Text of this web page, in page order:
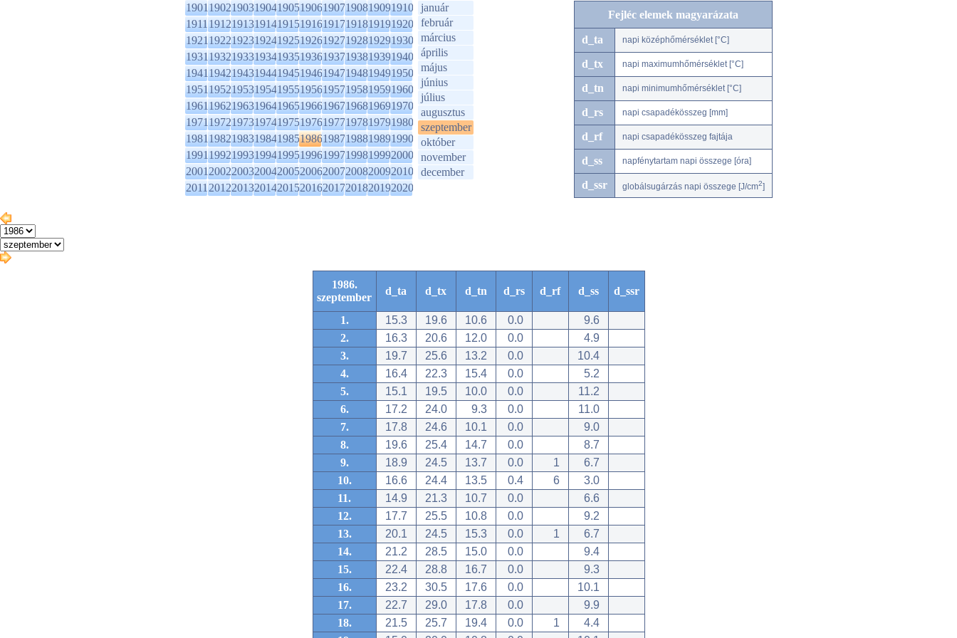
1901190219031904190519061907190819091910
1911191219131914191519161917191819191920
1921192219231924192519261927192819291930
1931193219331934193519361937193819391940
1941194219431944194519461947194819491950
1951195219531954195519561957195819591960
1961196219631964196519661967196819691970
1971197219731974197519761977197819791980
1981198219831984198519861987198819891990
1991199219931994199519961997199819992000
2001200220032004200520062007200820092010
2011201220132014201520162017201820192020
január
február
március
április
május
június
július
augusztus
szeptember
október
november
december
Fejléc elemek magyarázata
d_ta napi középhőmérséklet [°C]
d_tx napi maximumhőmérséklet [°C]
d_tn napi minimumhőmérséklet [°C]
d_rs napi csapadékösszeg [mm]
d_rf napi csapadékösszeg fajtája
d_ss napfénytartam napi összege [óra]
d_ssr globálsugárzás napi összege [J/cm2]
1986.
szeptember
d_ta d_tx d_tn d_rs d_rf d_ss d_ssr
1. 15.3 19.6 10.6 0.0
9.6
2.
16.3 20.6 12.0 0.0
4.9
3.
19.7 25.6 13.2 0.0
10.4
4.
16.4 22.3 15.4 0.0
5.2
5.
15.1 19.5 10.0 0.0
11.2
6.
17.2 24.0 9.3 0.0
11.0
7.
17.8 24.6 10.1 0.0
9.0
8.
19.6 25.4 14.7 0.0
8.7
9.
18.9 24.5 13.7 0.0 1
6.7
10.
16.6 24.4 13.5 0.4 6
3.0
11.
14.9 21.3 10.7 0.0
6.6
12.
17.7 25.5 10.8 0.0
9.2
13.
20.1 24.5 15.3 0.0 1
6.7
14.
21.2 28.5 15.0 0.0
9.4
15.
22.4 28.8 16.7 0.0
9.3
16.
23.2 30.5 17.6 0.0
10.1
17.
22.7 29.0 17.8 0.0
9.9
18.
21.5 25.7 19.4 0.0 1
4.4